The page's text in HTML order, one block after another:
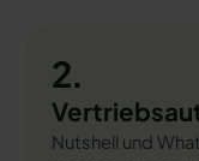
2.
Nutshell und